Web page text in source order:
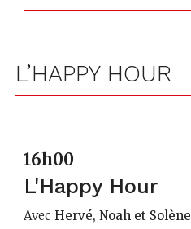
L’HAPPY HOUR
16h00
L'Happy Hour
Avec Hervé, Noah et Solène